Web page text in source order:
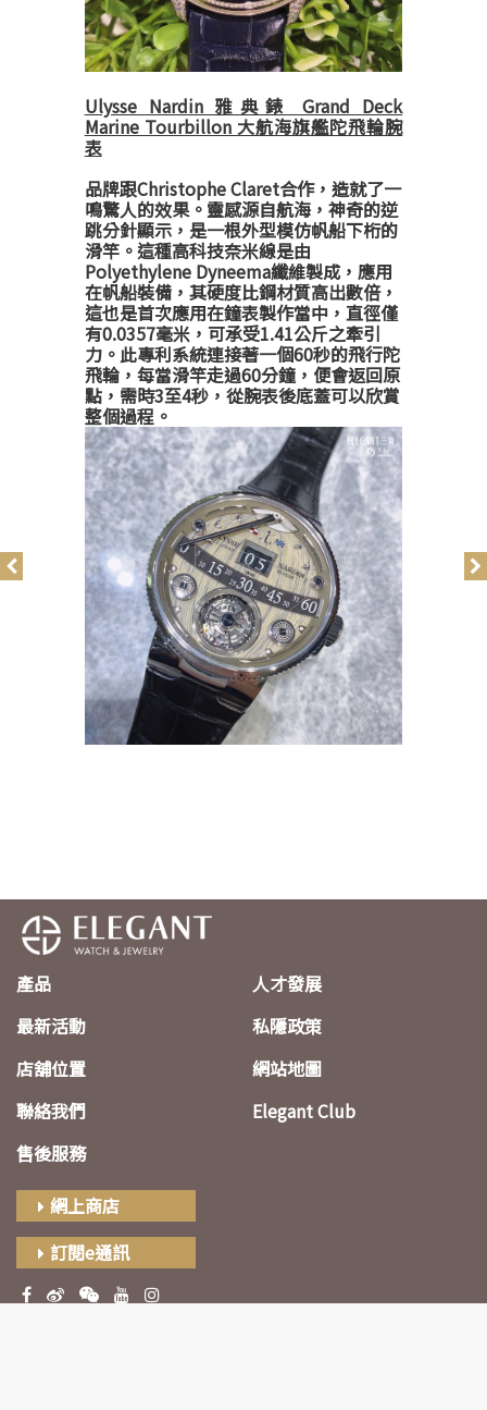
Ulysse Nardin 雅典錶 Grand Deck
Marine Tourbillon 大航海旗艦陀飛輪腕
表
品牌跟Christophe Claret合作，造就了一
鳴驚人的效果。靈感源自航海，神奇的逆
跳分針顯示，是一根外型模仿帆船下桁的
滑竿。這種高科技奈米線是由
Polyethylene Dyneema纖維製成，應用
在帆船裝備，其硬度比鋼材質高出數倍，
這也是首次應用在鐘表製作當中，直徑僅
有0.0357毫米，可承受1.41公斤之牽引
力。此專利系統連接著一個60秒的飛行陀
飛輪，每當滑竿走過60分鐘，便會返回原
點，需時3至4秒，從腕表後底蓋可以欣賞
整個過程。
產品
最新活動
店舖位置
聯絡我們
售後服務
人才發展
私隱政策
網站地圖
Elegant Club
網上商店
訂閱e通訊